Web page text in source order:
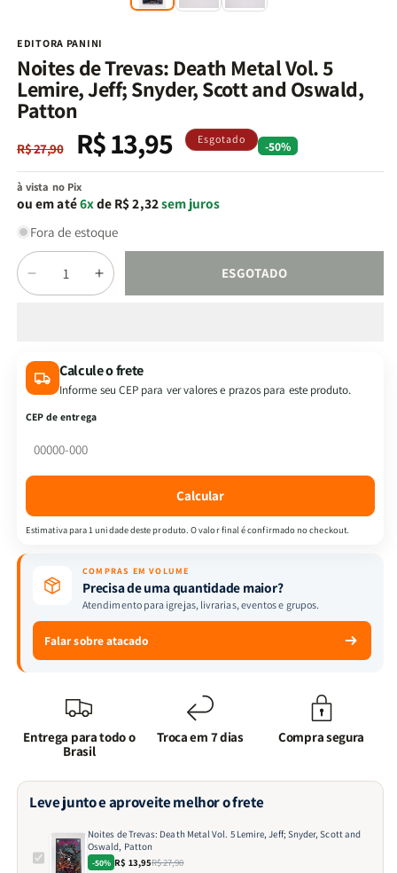
EDITORA PANINI
Noites de Trevas: Death Metal Vol. 5
Lemire, Jeff; Snyder, Scott and Oswald,
Patton
Preço
normal
R$ 27,90
Preço
promocional
R$ 13,95 Esgotado -50%
à vista no Pix
ou em até6xde R$ 2,32sem juros
Fora de estoque
Quantidade
Diminuir
a
de
Trevas:
Death
Vol.
Snyder,
Oswald,
Patton
Aumentar
a
de
Trevas:
Snyder,
Oswald,
Patton
ESGOTADO
Calcule o frete
Informe seu CEP para ver valores e prazos para este produto.
CEP de entrega
Calcular
Estimativa para 1 unidade deste produto. O valor final é confirmado no checkout.
COMPRAS EM VOLUME
Precisa de uma quantidade maior?
Atendimento para igrejas, livrarias, eventos e grupos.
Falar sobre atacado
Entrega para todo o
Brasil
Troca em 7 dias Compra segura
Leve junto e aproveite melhor o frete
Noites de Trevas: Death Metal Vol. 5 Lemire, Jeff; Snyder, Scott and
Oswald, Patton
-50% R$ 13,95R$ 27,90